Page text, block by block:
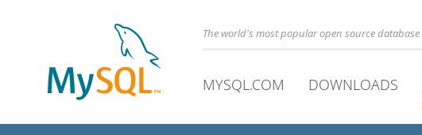
The world's most popular open source database
MYSQL.COM DOWNLOADS